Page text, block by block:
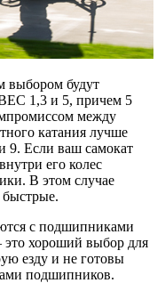
выбором будут
1,3 и 5, причем 5
между
катания лучше
9. Если ваш самокат
его колес
В этом случае
быстрые.
с подшипниками
это хороший выбор для
езду и не готовы
подшипников.